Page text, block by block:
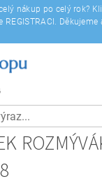
nákup po celý rok?
Děkujeme